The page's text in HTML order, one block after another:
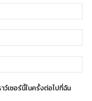
ว์เซอร์นี้ในครั้งต่อไปที่ฉัน